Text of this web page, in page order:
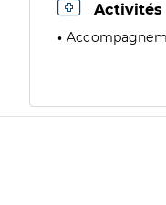
Activités